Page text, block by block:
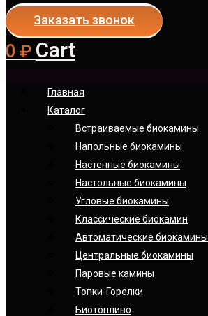
Заказать звонок
0 ₽ Cart
Главная
Каталог
Встраиваемые биокамины
Напольные биокамины
Настенные биокамины
Настoльные биокамины
Угловые биокамины
Классические биокамин
Автоматические биокамины
Центральные биокамины
Паровые камины
Топки-Горелки
Биотопливо